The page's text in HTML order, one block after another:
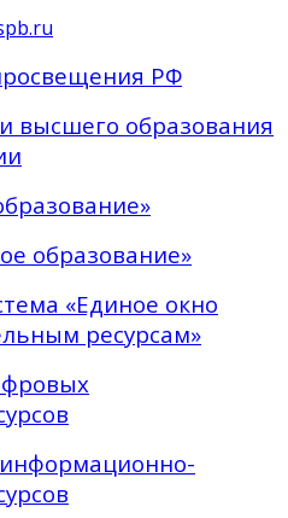
РФ
высшего образования
образование»
«Единое окно
ресурсам»